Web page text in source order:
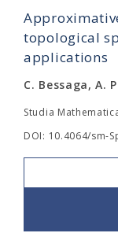
topological
applications
C. Bessaga, A.
Studia
DOI: 10.4064/sm-